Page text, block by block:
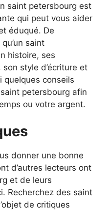
saint petersbourg est
qui peut vous aider
éduqué. De
saint
histoire, ses
style d’écriture et
quelques conseils
petersbourg afin
ou votre argent.
donner une bonne
d’autres lecteurs ont
et de leurs
Recherchez des saint
de critiques